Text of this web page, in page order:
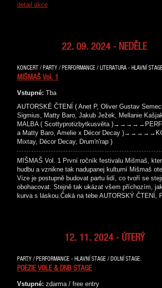
detail akce
22. 09. 2024 - NEDĚLE
KONCERT / PARTY / PERFORMANCE / LITERATURA - HLAVNÍ
MIŠMAŠ Vol. 1
Vstupné: Tba
AUTORSKÉ ČTENÍ ( Anet P, Oliver Gustav
Sigmius, Matty Baro, Jakub Ježek, Mellanie
MALBA ( Scottyprotizbytkusvěta
a Matty Baro, Amelie x Décor Decay
Mixtay, Décor Decay, Drum'n'rap )
MIŠMAŠ Vol. 1 První ročník festivalu Mišmaš,
hudbu a vznikne tak nadupanej kulturní Mišmaš
Vize je postupně budovat partu lidí, co tvoří se
obohacovat. Stejně tak ukázat všem příchozím,
kurva s láskou.Čeká na tebe AUTORSKÝ ČTENÍ,
12. 11. 2024 - ÚTERÝ
PARTY / PERFORMANCE - HLAVNÍ STAGE / DOLNÍ STAGE:
POEZIE VOLE & DNB STAGE
Vstupné: zdarma / free entry